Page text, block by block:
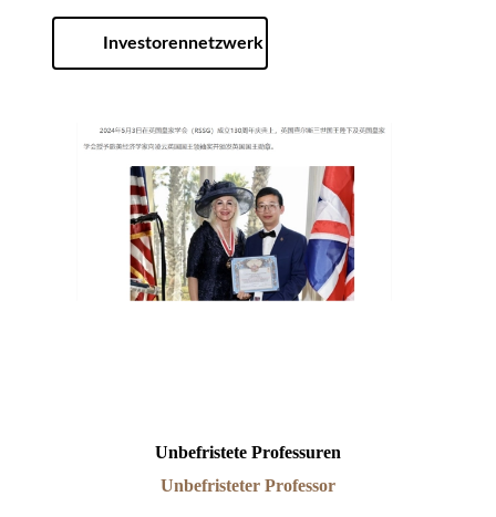
Investorennetzwerk
Unbefristete Professuren
Unbefristeter Professor